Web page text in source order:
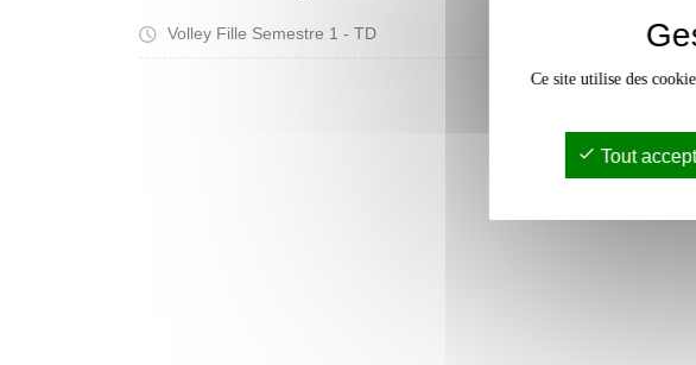
Volley Fille Semestre 1 - TD
Ce site utilise des
Tout